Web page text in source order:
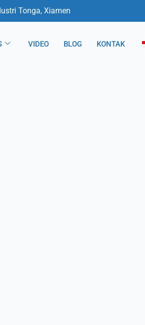
Tonga, Xiamen
VIDEO BLOG KONTAK